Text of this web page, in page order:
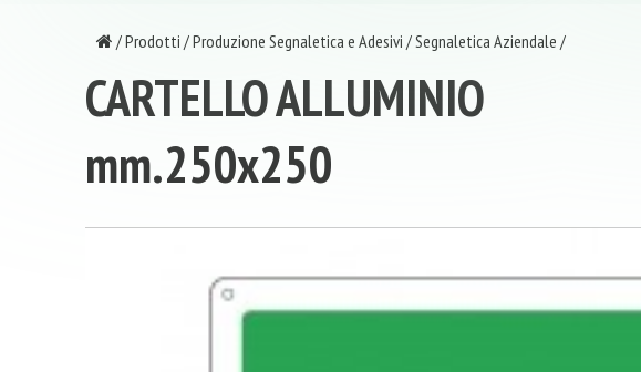
/Prodotti /Produzione Segnaletica e Adesivi /Segnaletica Aziendale /
CARTELLO ALLUMINIO
mm.250x250